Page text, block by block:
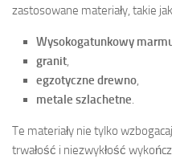
zastosowane materiały, takie
Wysokogatunkowy
granit,
egzotyczne drewno,
metale szlachetne.
Te materiały nie tylko
trwałość i niezwykłość